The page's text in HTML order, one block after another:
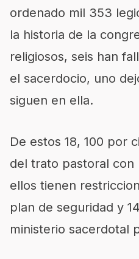
ordenado mil 353
la historia de la
religiosos, seis han
el sacerdocio, uno
siguen en ella.
De estos 18, 100 por
del trato pastoral con
ellos tienen
plan de seguridad y
ministerio sacerdotal